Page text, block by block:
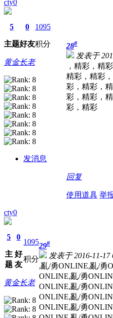
cty0
5
主题
0
好友
1095
积分
黄金长老
发消息
28#
发表于
，精彩，精
精彩，精彩
彩，精彩，
彩，精彩，
彩，精彩
回复
使用道具 举
cty0
5
主
题
0
好
友
1095
积分
黄金长老
29#
发表于 2016-11-17
,亂/勇ONLINE,亂/勇
ONLINE,亂/勇
ONLINE,亂/勇
ONLINE,亂/勇
ONLINE,亂/勇